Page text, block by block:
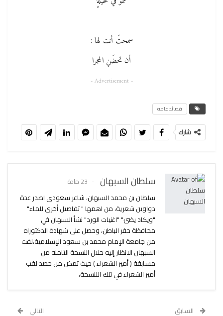
سمحتَ أنت لها :
أن تحضَنِ الحجرا
- Advertisement -
قصائد عامه
شارك
سلطان السبهان 23 مادة
سلطان بن محمد السبهان، شاعر سعودي اصدر عدة
دواوين شعرية، من اهمها " تفاصيل أخرى للماء"
"ويكاد يضئ" "اغنيات الورد" نشأ السبهان في
محافظة حفر الباطن، وحصل على شهادة الدكتوراه
من جامعة الإمام محمد بن سعود الإسلامية،لفت
السبهان الانظار إليه خلال النسخة الثامنه من
مسابقة ( أمير الشعراء ) حيث تمكن من حصد لقب
أمير الشعراء في تلك اللنسخة،
السابق التالي